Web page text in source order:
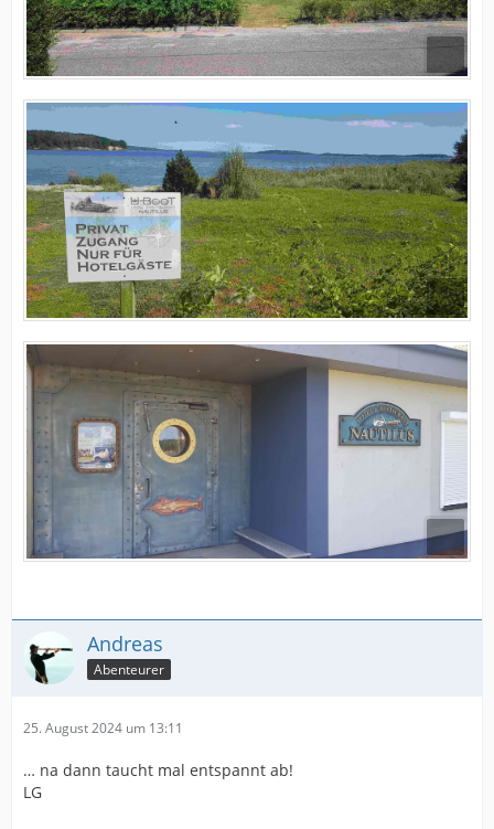
Andreas
Abenteurer
25. August 2024 um 13:11
… na dann taucht mal entspannt ab!
LG